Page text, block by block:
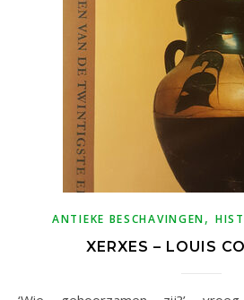
ANTIEKE BESCHAVINGEN,
XERXES – LOUIS